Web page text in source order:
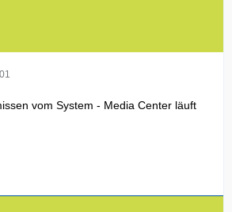
vom System - Media Center läuft